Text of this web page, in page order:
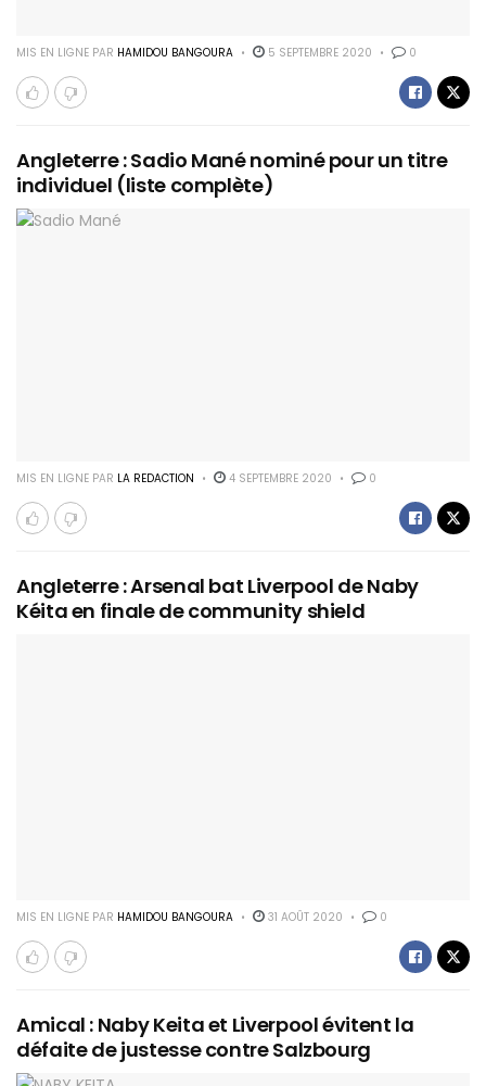
MIS EN LIGNE PAR HAMIDOU BANGOURA 5 SEPTEMBRE 2020 0
Angleterre : Sadio Mané nominé pour un titre
individuel (liste complète)
MIS EN LIGNE PAR LA REDACTION 4 SEPTEMBRE 2020 0
Angleterre : Arsenal bat Liverpool de Naby
Kéita en finale de community shield
MIS EN LIGNE PAR HAMIDOU BANGOURA 31 AOÛT 2020 0
Amical : Naby Keita et Liverpool évitent la
défaite de justesse contre Salzbourg